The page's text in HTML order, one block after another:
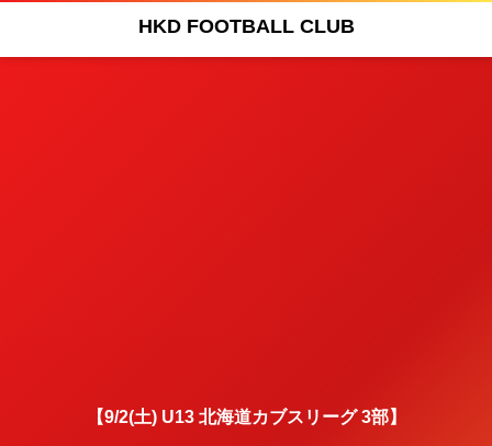
HKD FOOTBALL CLUB
【9/2(土) U13 北海道カブスリーグ 3部】